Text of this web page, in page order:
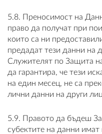
5.8. Преносимост на
право да получат при
които са ни
предадат тези данни на
Служителят по Защита
да гарантира, че тези
на един месец, не са
лични данни на други
5.9. Правото да бъдеш
субектите на данни